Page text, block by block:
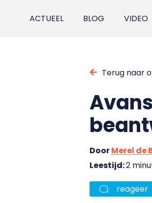
ACTUEEL BLOG VIDEO
Terug naar
DoorMerel de
Leestijd:2
reageer